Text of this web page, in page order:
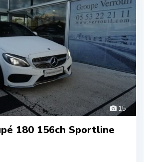
15
180 156ch Sportline